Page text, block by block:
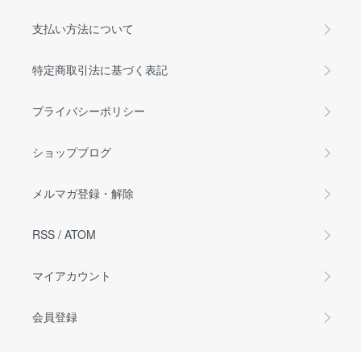
支払い方法について
特定商取引法に基づく表記
プライバシーポリシー
ショップブログ
メルマガ登録・解除
RSS / ATOM
マイアカウント
会員登録